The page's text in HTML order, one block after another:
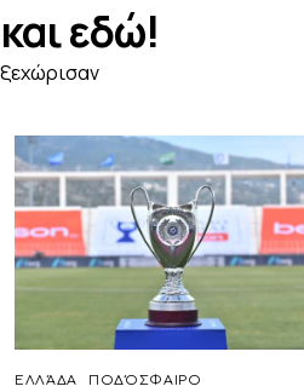
εδώ!
ΕΛΛΆΔΑ ΠΟΔΌΣΦΑΙΡΟ